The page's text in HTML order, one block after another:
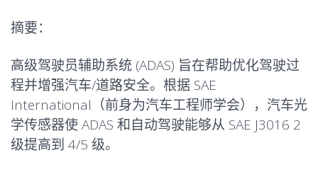
摘要：
高级驾驶员辅助系统 (ADAS) 旨在帮助优化驾驶过
程并增强汽车/道路安全。根据 SAE
International（前身为汽车工程师学会），汽车光
学传感器使 ADAS 和自动驾驶能够从 SAE J3016 2
级提高到 4/5 级。